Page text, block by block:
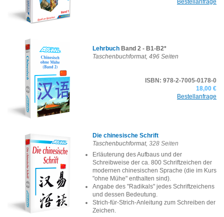
Lehrbuch Band 2 - B1-B2*
Taschenbuchformat, 496 Seiten
ISBN: 978-2-7005-0178-0
18,00 €
Bestellanfrage
Die chinesische Schrift
Taschenbuchformat, 328 Seiten
Erläuterung des Aufbaus und der
Schreibweise der ca. 800 Schriftzeichen der
modernen chinesischen Sprache (die im Kurs
"ohne Mühe" enthalten sind).
Angabe des "Radikals" jedes Schriftzeichens
und dessen Bedeutung.
Strich-für-Strich-Anleitung zum Schreiben der
Zeichen.